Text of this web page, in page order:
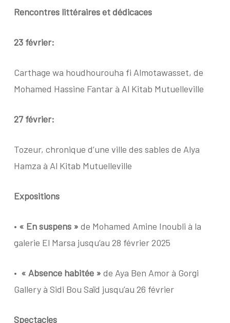
Rencontres littéraires et dédicaces
23 février:
Carthage wa houdhourouha fi Almotawasset, de
Mohamed Hassine Fantar à Al Kitab Mutuelleville
27 février:
Tozeur, chronique d’une ville des sables de Alya
Hamza à Al Kitab Mutuelleville
Expositions
• « En suspens » de Mohamed Amine Inoubli à la
galerie El Marsa jusqu’au 28 février 2025
• « Absence habitée » de Aya Ben Amor à Gorgi
Gallery à Sidi Bou Saïd jusqu’au 26 février
Spectacles